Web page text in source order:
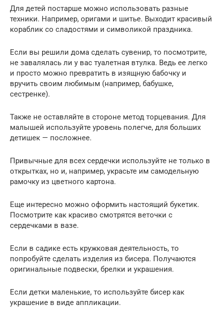
Для детей постарше можно использовать разные
техники. Например, оригами и шитье. Выходит красивый
кораблик со сладостями и символикой праздника.
Если вы решили дома сделать сувенир, то посмотрите,
не завалялась ли у вас туалетная втулка. Ведь ее легко
и просто можно превратить в изящную бабочку и
вручить своим любимым (например, бабушке,
сестренке).
Также не оставляйте в стороне метод торцевания. Для
малышей используйте уровень полегче, для больших
детишек — посложнее.
Привычные для всех сердечки используйте не только в
открытках, но и, например, украсьте им самодельную
рамочку из цветного картона.
Еще интересно можно оформить настоящий букетик.
Посмотрите как красиво смотрятся веточки с
сердечками в вазе.
Если в садике есть кружковая деятельность, то
попробуйте сделать изделия из бисера. Получаются
оригинальные подвески, брелки и украшения.
Если детки маленькие, то используйте бисер как
украшение в виде аппликации.